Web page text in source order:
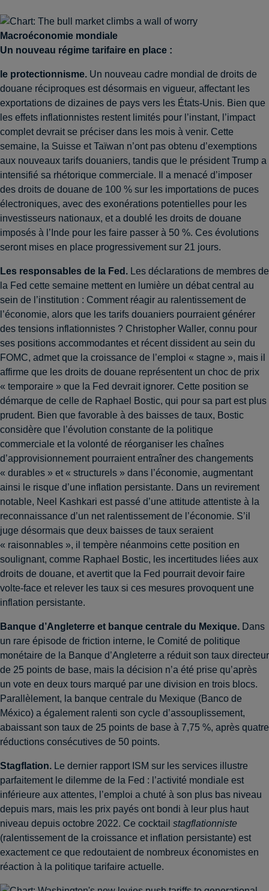
Macroéconomie mondiale
Un nouveau régime tarifaire en place :
le protectionnisme. Un nouveau cadre mondial de droits de
douane réciproques est désormais en vigueur, affectant les
exportations de dizaines de pays vers les États-Unis. Bien que
les effets inflationnistes restent limités pour l’instant, l’impact
complet devrait se préciser dans les mois à venir. Cette
semaine, la Suisse et Taïwan n’ont pas obtenu d’exemptions
aux nouveaux tarifs douaniers, tandis que le président Trump a
intensifié sa rhétorique commerciale. Il a menacé d’imposer
des droits de douane de 100 % sur les importations de puces
électroniques, avec des exonérations potentielles pour les
investisseurs nationaux, et a doublé les droits de douane
imposés à l’Inde pour les faire passer à 50 %. Ces évolutions
seront mises en place progressivement sur 21 jours.
Les responsables de la Fed. Les déclarations de membres de
la Fed cette semaine mettent en lumière un débat central au
sein de l’institution : Comment réagir au ralentissement de
l’économie, alors que les tarifs douaniers pourraient générer
des tensions inflationnistes ? Christopher Waller, connu pour
ses positions accommodantes et récent dissident au sein du
FOMC, admet que la croissance de l’emploi « stagne », mais il
affirme que les droits de douane représentent un choc de prix
« temporaire » que la Fed devrait ignorer. Cette position se
démarque de celle de Raphael Bostic, qui pour sa part est plus
prudent. Bien que favorable à des baisses de taux, Bostic
considère que l’évolution constante de la politique
commerciale et la volonté de réorganiser les chaînes
d’approvisionnement pourraient entraîner des changements
« durables » et « structurels » dans l’économie, augmentant
ainsi le risque d’une inflation persistante. Dans un revirement
notable, Neel Kashkari est passé d’une attitude attentiste à la
reconnaissance d’un net ralentissement de l’économie. S’il
juge désormais que deux baisses de taux seraient
« raisonnables », il tempère néanmoins cette position en
soulignant, comme Raphael Bostic, les incertitudes liées aux
droits de douane, et avertit que la Fed pourrait devoir faire
volte-face et relever les taux si ces mesures provoquent une
inflation persistante.
Banque d’Angleterre et banque centrale du Mexique. Dans
un rare épisode de friction interne, le Comité de politique
monétaire de la Banque d’Angleterre a réduit son taux directeur
de 25 points de base, mais la décision n’a été prise qu’après
un vote en deux tours marqué par une division en trois blocs.
Parallèlement, la banque centrale du Mexique (Banco de
México) a également ralenti son cycle d’assouplissement,
abaissant son taux de 25 points de base à 7,75 %, après quatre
réductions consécutives de 50 points.
Stagflation. Le dernier rapport ISM sur les services illustre
parfaitement le dilemme de la Fed : l’activité mondiale est
inférieure aux attentes, l’emploi a chuté à son plus bas niveau
depuis mars, mais les prix payés ont bondi à leur plus haut
niveau depuis octobre 2022. Ce cocktail stagflationniste
(ralentissement de la croissance et inflation persistante) est
exactement ce que redoutaient de nombreux économistes en
réaction à la politique tarifaire actuelle.